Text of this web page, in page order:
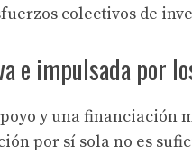
colectivos de
e impulsada por
y una financiación
por sí sola no es